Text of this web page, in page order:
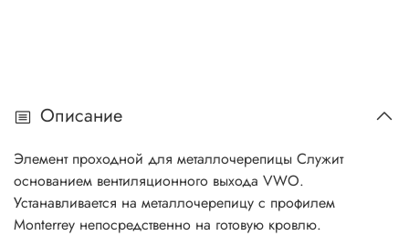
Описание
Элемент проходной для металлочерепицы Служит
основанием вентиляционного выхода VWO.
Устанавливается на металлочерепицу с профилем
Monterrey непосредственно на готовую кровлю.